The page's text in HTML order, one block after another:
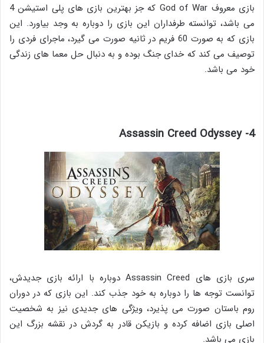
بازی معروف God of War که جز بهترین بازی های پلی استیشن 4
می باشد، توانسته طرفداران این بازی را دوباره به وجد بیاورد. این
بازی که به صورت 60 فریم در ثانیه صورت می گیرد، ماجرای فردی را
توصیف می کند که خدای جنگ بوده و به دنبال حل معما های زندگی
خود می باشد.
4- Assassin Creed Odyssey
سری بازی های Assassin Creed دوباره با ارائه بازی جدیدش،
توانست توجه ها را دوباره به خود جذب کند. این بازی که در دوران
روم باستان صورت می پذیرد، ویژگی های جدیدی نیز به شخصیت
اصلی بازی اضافه کرده و بازیکن قادر به گردش در نقشه بزرگ این
بازی می باشد.